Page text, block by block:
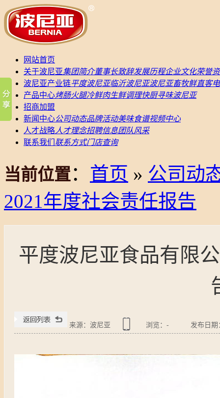
网站首页
关于波尼亚集团简介董事长致辞发展历程企业文化荣誉
波尼亚产业链平度波尼亚临沂波尼亚波尼亚畜牧鲜直客
产品中心烤肠火腿冷鲜肉生鲜调理快厨寻味波尼亚
招商加盟
新闻中心公司动态品牌活动美味食谱视频中心
人才战略人才理念招聘信息团队风采
联系我们 联系方式门店查询
当前位置： 首页 » 公司动
2021年度社会责任报告
平度波尼亚食品有限
来源：波尼亚 浏览： - 发布日期